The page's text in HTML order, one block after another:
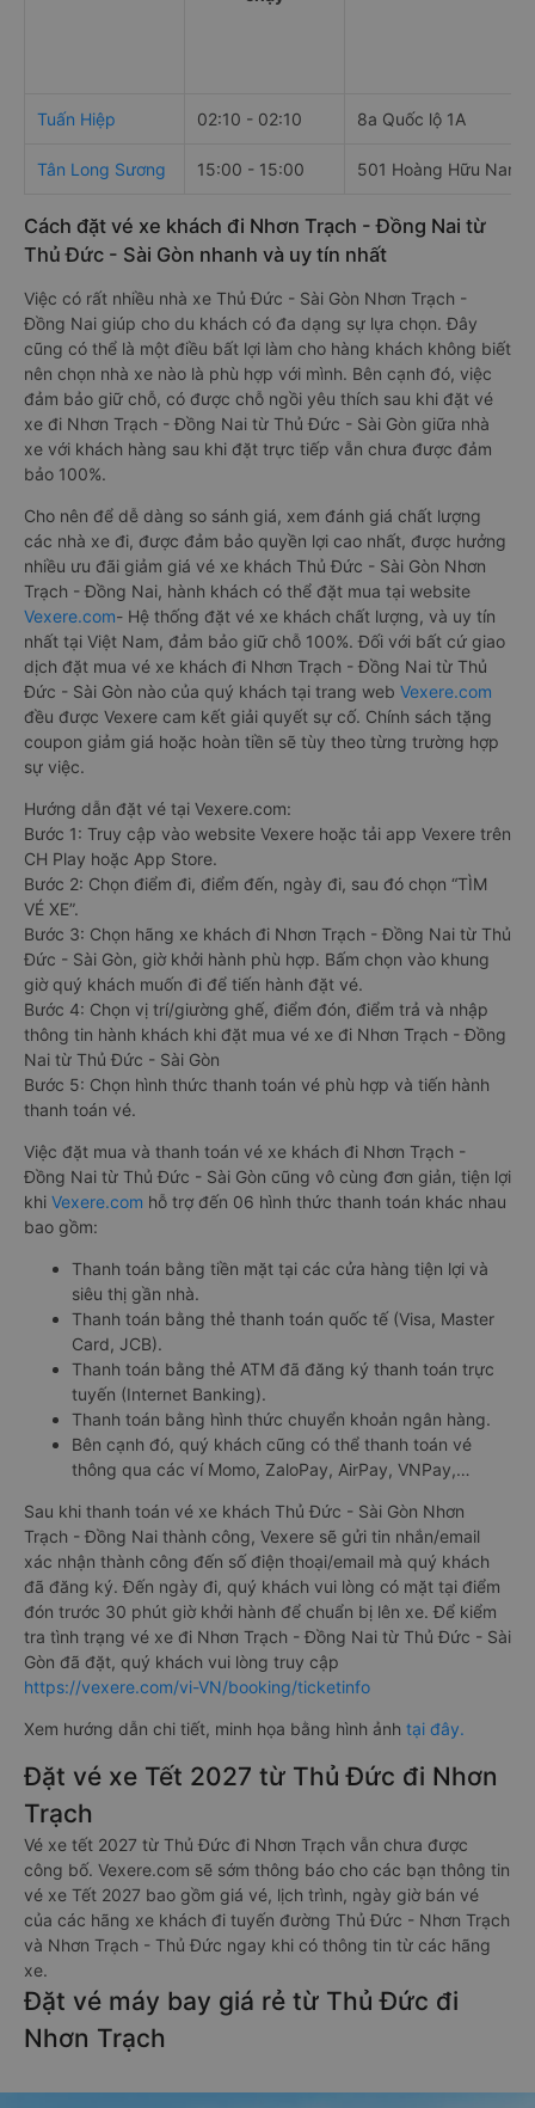
Tuấn Hiệp 02:10 - 02:10 8a Quốc lộ 1A
Tân Long Sương 15:00 - 15:00 501 Hoàng Hữu Nam,
Cách đặt vé xe khách đi Nhơn Trạch - Đồng Nai từ
Thủ Đức - Sài Gòn nhanh và uy tín nhất
Việc có rất nhiều nhà xe Thủ Đức - Sài Gòn Nhơn Trạch -
Đồng Nai giúp cho du khách có đa dạng sự lựa chọn. Đây
cũng có thể là một điều bất lợi làm cho hàng khách không biết
nên chọn nhà xe nào là phù hợp với mình. Bên cạnh đó, việc
đảm bảo giữ chỗ, có được chỗ ngồi yêu thích sau khi đặt vé
xe đi Nhơn Trạch - Đồng Nai từ Thủ Đức - Sài Gòn giữa nhà
xe với khách hàng sau khi đặt trực tiếp vẫn chưa được đảm
bảo 100%.
Cho nên để dễ dàng so sánh giá, xem đánh giá chất lượng
các nhà xe đi, được đảm bảo quyền lợi cao nhất, được hưởng
nhiều ưu đãi giảm giá vé xe khách Thủ Đức - Sài Gòn Nhơn
Trạch - Đồng Nai, hành khách có thể đặt mua tại website
Vexere.com- Hệ thống đặt vé xe khách chất lượng, và uy tín
nhất tại Việt Nam, đảm bảo giữ chỗ 100%. Đối với bất cứ giao
dịch đặt mua vé xe khách đi Nhơn Trạch - Đồng Nai từ Thủ
Đức - Sài Gòn nào của quý khách tại trang web Vexere.com
đều được Vexere cam kết giải quyết sự cố. Chính sách tặng
coupon giảm giá hoặc hoàn tiền sẽ tùy theo từng trường hợp
sự việc.
Hướng dẫn đặt vé tại Vexere.com:
Bước 1: Truy cập vào website Vexere hoặc tải app Vexere trên
CH Play hoặc App Store.
Bước 2: Chọn điểm đi, điểm đến, ngày đi, sau đó chọn “TÌM
VÉ XE”.
Bước 3: Chọn hãng xe khách đi Nhơn Trạch - Đồng Nai từ Thủ
Đức - Sài Gòn, giờ khởi hành phù hợp. Bấm chọn vào khung
giờ quý khách muốn đi để tiến hành đặt vé.
Bước 4: Chọn vị trí/giường ghế, điểm đón, điểm trả và nhập
thông tin hành khách khi đặt mua vé xe đi Nhơn Trạch - Đồng
Nai từ Thủ Đức - Sài Gòn
Bước 5: Chọn hình thức thanh toán vé phù hợp và tiến hành
thanh toán vé.
Việc đặt mua và thanh toán vé xe khách đi Nhơn Trạch -
Đồng Nai từ Thủ Đức - Sài Gòn cũng vô cùng đơn giản, tiện lợi
khi Vexere.com hỗ trợ đến 06 hình thức thanh toán khác nhau
bao gồm:
Thanh toán bằng tiền mặt tại các cửa hàng tiện lợi và
siêu thị gần nhà.
Thanh toán bằng thẻ thanh toán quốc tế (Visa, Master
Card, JCB).
Thanh toán bằng thẻ ATM đã đăng ký thanh toán trực
tuyến (Internet Banking).
Thanh toán bằng hình thức chuyển khoản ngân hàng.
Bên cạnh đó, quý khách cũng có thể thanh toán vé
thông qua các ví Momo, ZaloPay, AirPay, VNPay,…
Sau khi thanh toán vé xe khách Thủ Đức - Sài Gòn Nhơn
Trạch - Đồng Nai thành công, Vexere sẽ gửi tin nhắn/email
xác nhận thành công đến số điện thoại/email mà quý khách
đã đăng ký. Đến ngày đi, quý khách vui lòng có mặt tại điểm
đón trước 30 phút giờ khởi hành để chuẩn bị lên xe. Để kiểm
tra tình trạng vé xe đi Nhơn Trạch - Đồng Nai từ Thủ Đức - Sài
Gòn đã đặt, quý khách vui lòng truy cập
https://vexere.com/vi-VN/booking/ticketinfo
Xem hướng dẫn chi tiết, minh họa bằng hình ảnh tại đây.
Đặt vé xe Tết 2027 từ Thủ Đức đi Nhơn
Trạch
Vé xe tết 2027 từ Thủ Đức đi Nhơn Trạch vẫn chưa được
công bố. Vexere.com sẽ sớm thông báo cho các bạn thông tin
vé xe Tết 2027 bao gồm giá vé, lịch trình, ngày giờ bán vé
của các hãng xe khách đi tuyến đường Thủ Đức - Nhơn Trạch
và Nhơn Trạch - Thủ Đức ngay khi có thông tin từ các hãng
xe.
Đặt vé máy bay giá rẻ từ Thủ Đức đi
Nhơn Trạch